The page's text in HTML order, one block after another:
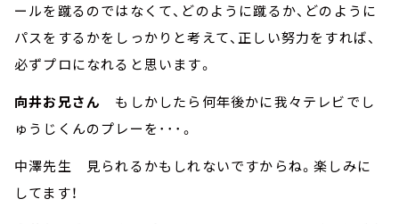
ールを蹴るのではなくて、どのように蹴るか、どのように
パスをするかをしっかりと考えて、正しい努力をすれば、
必ずプロになれると思います。
向井お兄さん
もしかしたら何年後かに我々テレビでし
ゅうじくんのプレーを･･･。
中澤先生 見られるかもしれないですからね。楽しみに
してます！